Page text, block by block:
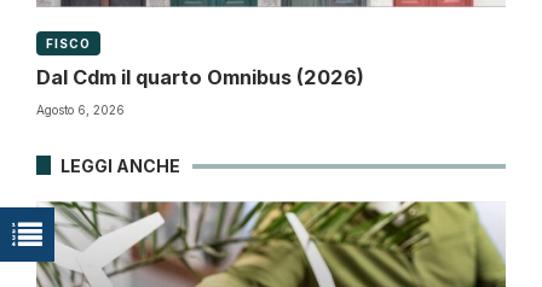
FISCO
Dal Cdm il quarto Omnibus (2026)
Agosto 6, 2026
LEGGI ANCHE